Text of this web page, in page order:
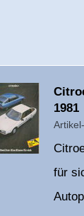
1
1981
für